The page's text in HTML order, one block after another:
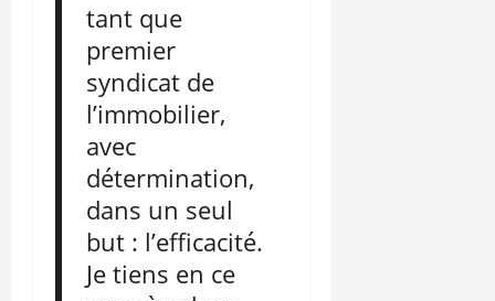
tant que
premier
syndicat de
l’immobilier,
avec
détermination,
dans un seul
but : l’efficacité.
Je tiens en ce